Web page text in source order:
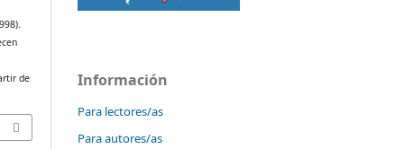
de
Información
Para lectores/as
Para autores/as